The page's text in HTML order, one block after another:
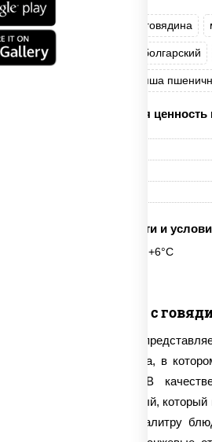
масло растительное говядина
лук репчатый перец болгарский
лапша
Пищевая ценность
Срок годности и
6 часов при t° от +2°C до +6°C
Удон с
Удон с говядиной
произведение искусства, в
оттенков и вкусов. В
выступает нежно-желтый,
Помидоры вносят в палитру